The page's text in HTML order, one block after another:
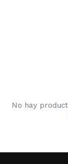
No hay